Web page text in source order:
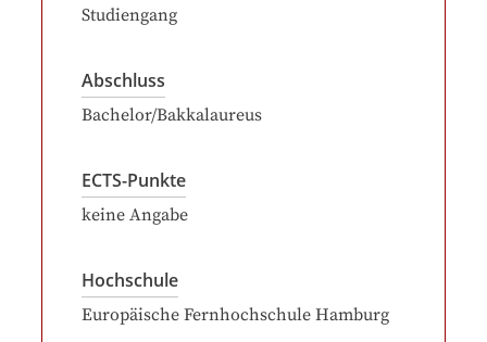
Studiengang
Abschluss
Bachelor/Bakkalaureus
ECTS-Punkte
keine Angabe
Hochschule
Europäische Fernhochschule Hamburg